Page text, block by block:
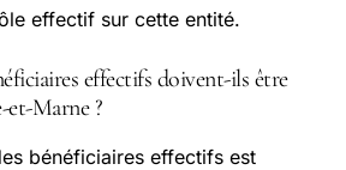
effectif sur cette entité.
effectifs doivent-ils être
et-Marne ?
bénéficiaires effectifs est